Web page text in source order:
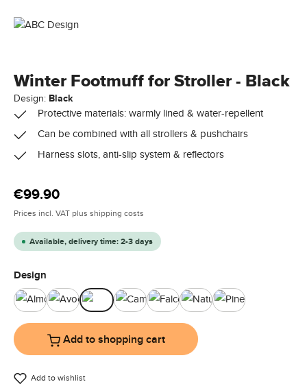
Winter Footmuff for Stroller - Black
Design: Black
Protective materials: warmly lined & water-repellent
Can be combined with all strollers & pushchairs
Harness slots, anti-slip system & reflectors
Regular price:
€99.90
Prices incl. VAT plus shipping costs
Available, delivery time: 2-3 days
Select
Design
Almond AvocadoBlack Camel Falcon Nature Pine
Add to shopping cart
Add to wishlist